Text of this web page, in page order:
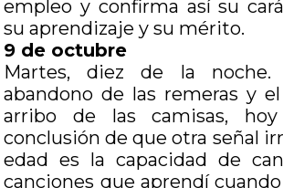
empleo y confirma así su
su aprendizaje y su mérito.
9 de octubre
Martes, diez de la noche.
abandono de las remeras y
arribo de las camisas,
conclusión de que otra señal
edad es la capacidad de
canciones que aprendí